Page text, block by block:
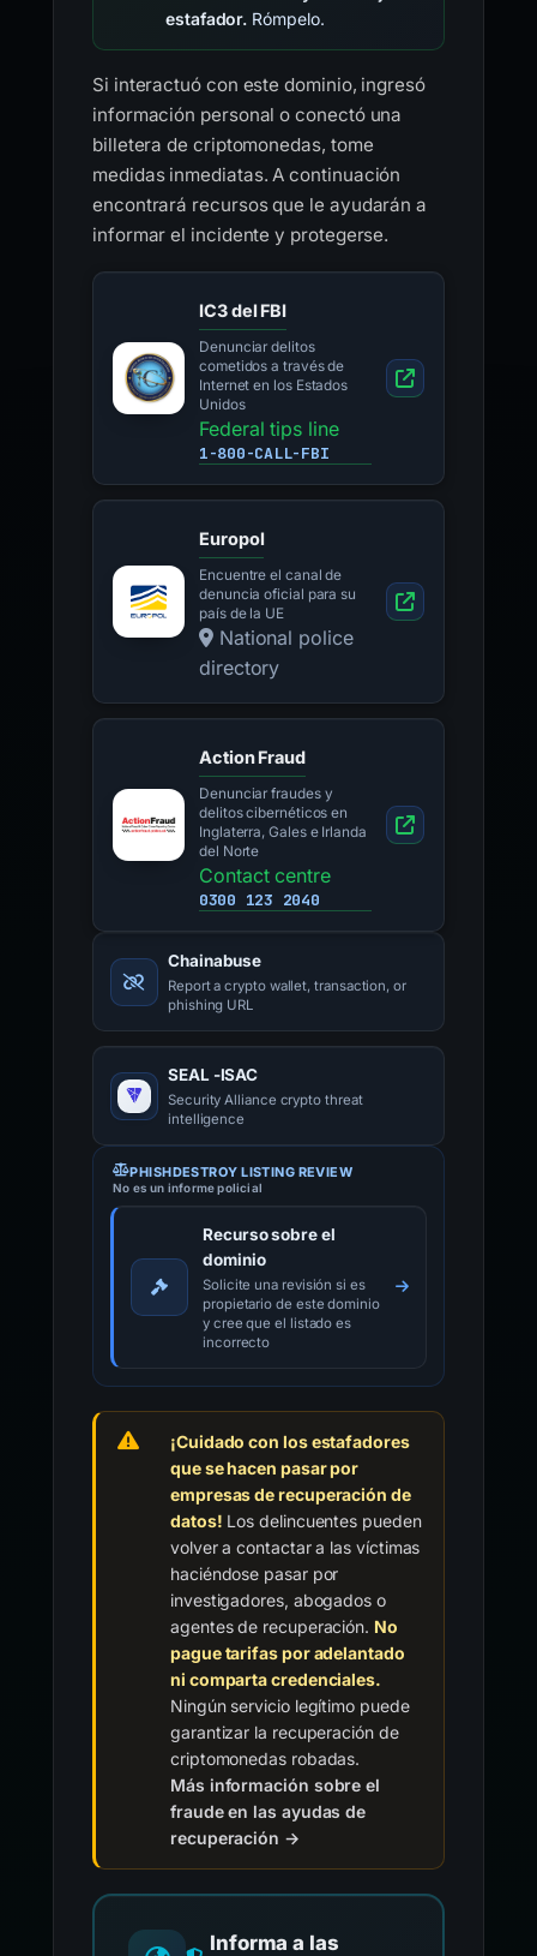
estafador. Rómpelo.
Si interactuó con este dominio, ingresó
información personal o conectó una
billetera de criptomonedas, tome
medidas inmediatas. A continuación
encontrará recursos que le ayudarán a
informar el incidente y protegerse.
IC3 del FBI
Denunciar delitos
cometidos a través de
Internet en los Estados
Unidos
Federal tips line
1-800-CALL-FBI
Europol
Encuentre el canal de
denuncia oficial para su
país de la UE
National police
directory
Action Fraud
Denunciar fraudes y
delitos cibernéticos en
Inglaterra, Gales e Irlanda
del Norte
Contact centre
0300 123 2040
Chainabuse
Report a crypto wallet, transaction, or
phishing URL
SEAL -ISAC
Security Alliance crypto threat
intelligence
PHISHDESTROY LISTING REVIEW
No es un informe policial
Recurso sobre el
dominio
Solicite una revisión si es
propietario de este dominio
y cree que el listado es
incorrecto
¡Cuidado con los estafadores
que se hacen pasar por
empresas de recuperación de
datos! Los delincuentes pueden
volver a contactar a las víctimas
haciéndose pasar por
investigadores, abogados o
agentes de recuperación. No
pague tarifas por adelantado
ni comparta credenciales.
Ningún servicio legítimo puede
garantizar la recuperación de
criptomonedas robadas.
Más información sobre el
fraude en las ayudas de
recuperación →
Informa a las